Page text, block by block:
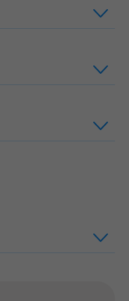
klik om
klik om te
klik om te
om te openen